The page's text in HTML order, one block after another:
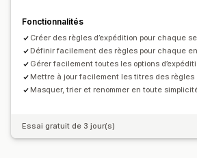
Fonctionnalités
Créer des règles d’expédition pour chaque
Définir facilement des règles pour chaque
Gérer facilement toutes les options
Mettre à jour facilement les titres des règles
Masquer, trier et renommer en toute
Essai gratuit de 3 jour(s)